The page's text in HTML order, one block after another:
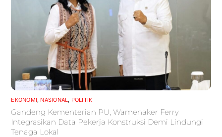
EKONOMI, NASIONAL, POLITIK
Gandeng Kementerian PU, Wamenaker Ferry
Integrasikan Data Pekerja Konstruksi Demi Lindungi
Tenaga Lokal